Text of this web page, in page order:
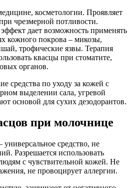
косметологии. Проявляет
чрезмерной потливости.
дает возможность применять
кожного покрова – микозы,
трофические язвы. Терапия
квасцы при стоматите,
органов.
средства по уходу за кожей с
выделении сала, угревой
основой для сухих дезодорантов.
при молочнице
средство, не
Разрешается использовать
с чувствительной кожей. Не
не провоцирует аллергии.